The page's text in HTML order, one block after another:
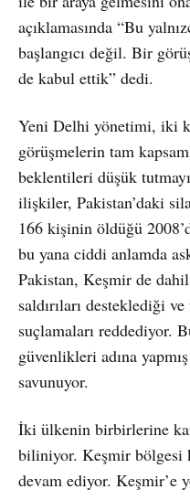
açıklamasında “Bu
başlangıcı değil. Bir
de kabul ettik” dedi.
Yeni Delhi yönetimi, iki
görüşmelerin tam
beklentileri düşük
ilişkiler, Pakistan’daki
166 kişinin öldüğü
bu yana ciddi anlamda
Pakistan, Keşmir de
saldırıları desteklediği
suçlamaları reddediyor.
güvenlikleri adına
savunuyor.
İki ülkenin birbirlerine
biliniyor. Keşmir bölgesi
devam ediyor. Keşmir’e